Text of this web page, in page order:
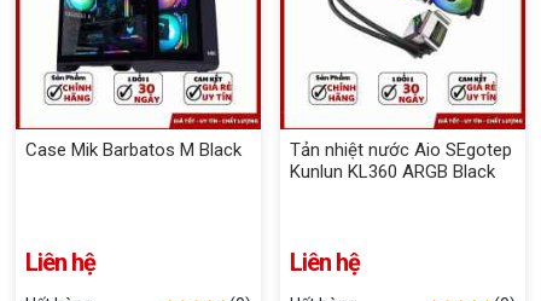
Case Mik Barbatos M Black
Liên hệ
Tản nhiệt nước Aio SEgotep
Kunlun KL360 ARGB Black
Liên hệ